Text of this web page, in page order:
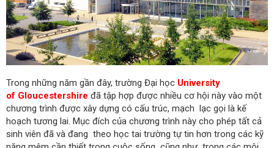
Trong những năm gần đây, trường Đại học University
of Gloucestershire đã tập hợp được nhiều cơ hội này vào một
chương trình được xây dựng có cấu trúc, mạch lạc gọi là kế
hoạch tương lai. Mục đích của chương trình này cho phép tất cả
sinh viên đã và đang theo học tai trường tự tin hơn trong các kỹ